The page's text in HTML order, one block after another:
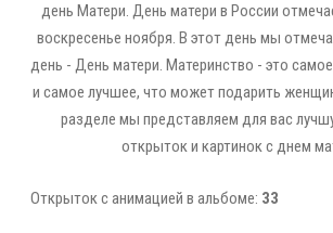
день Матери. День матери в России
воскресенье ноября. В этот день мы
день - День матери. Материнство - это
и самое лучшее, что может подарить
разделе мы представляем для вас
открыток и картинок с днем
Открыток с анимацией в альбоме: 33